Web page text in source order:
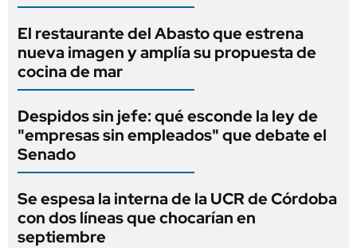
El restaurante del Abasto que estrena
nueva imagen y amplía su propuesta de
cocina de mar
Despidos sin jefe: qué esconde la ley de
"empresas sin empleados" que debate el
Senado
Se espesa la interna de la UCR de Córdoba
con dos líneas que chocarían en
septiembre